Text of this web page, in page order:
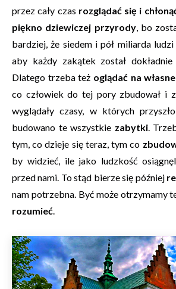
przez cały czas rozglądać się i
piękno dziewiczej przyrody, bo
bardziej, że siedem i pół miliarda
aby każdy zakątek został dokładnie
Dlatego trzeba też oglądać na
co człowiek do tej pory zbudował i
wyglądały czasy, w których
budowano te wszystkie zabytki.
tym, co dzieje się teraz, tym co
by widzieć, ile jako ludzkość
przed nami. To stąd bierze się później
nam potrzebna. Być może otrzymamy
rozumieć.